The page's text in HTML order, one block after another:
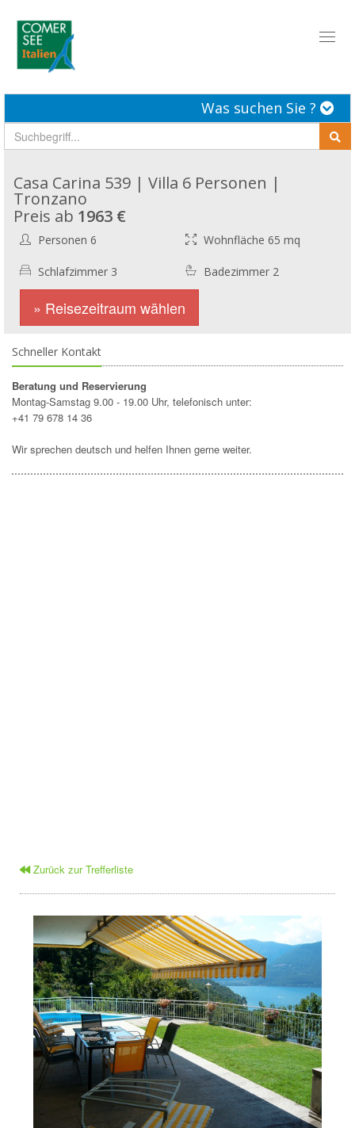
Was suchen Sie ?
Casa Carina 539 | Villa 6 Personen |
Tronzano
Preis ab 1963 €
Personen 6 Wohnfläche 65 mq
Schlafzimmer 3 Badezimmer 2
» Reisezeitraum wählen
Schneller Kontakt
Beratung und Reservierung
Montag-Samstag 9.00 - 19.00 Uhr, telefonisch unter:
+41 79 678 14 36
Wir sprechen deutsch und helfen Ihnen gerne weiter.
Zurück zur Trefferliste